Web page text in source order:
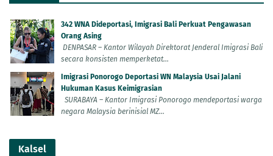
342 WNA Dideportasi, Imigrasi Bali Perkuat Pengawasan
Orang Asing
DENPASAR – Kantor Wilayah Direktorat Jenderal Imigrasi Bali
secara konsisten memperketat...
Imigrasi Ponorogo Deportasi WN Malaysia Usai Jalani
Hukuman Kasus Keimigrasian
SURABAYA – Kantor Imigrasi Ponorogo mendeportasi warga
negara Malaysia berinisial MZ...
Kalsel